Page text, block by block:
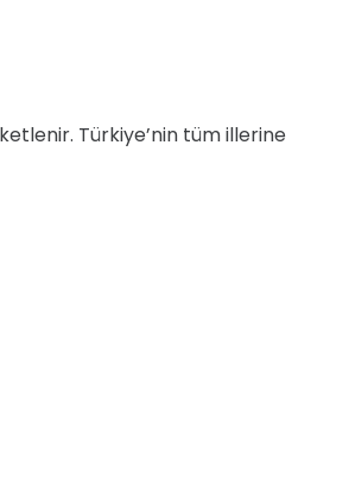
Türkiye’nin tüm illerine